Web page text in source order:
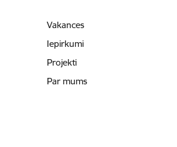
Vakances
Iepirkumi
Projekti
Par mums